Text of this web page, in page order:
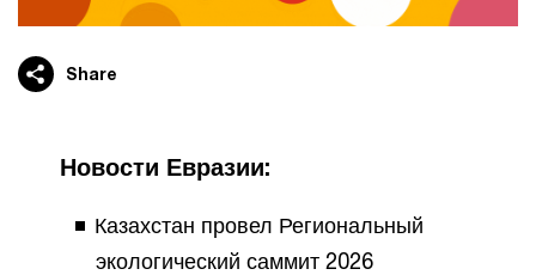
Share
Новости Евразии:
Казахстан провел Региональный
экологический саммит 2026